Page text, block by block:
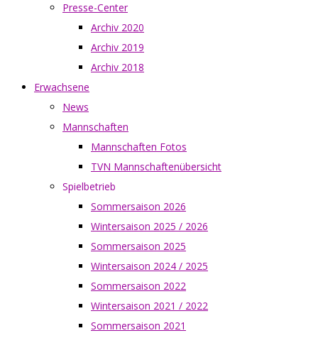
Presse-Center
Archiv 2020
Archiv 2019
Archiv 2018
Erwachsene
News
Mannschaften
Mannschaften Fotos
TVN Mannschaftenübersicht
Spielbetrieb
Sommersaison 2026
Wintersaison 2025 / 2026
Sommersaison 2025
Wintersaison 2024 / 2025
Sommersaison 2022
Wintersaison 2021 / 2022
Sommersaison 2021